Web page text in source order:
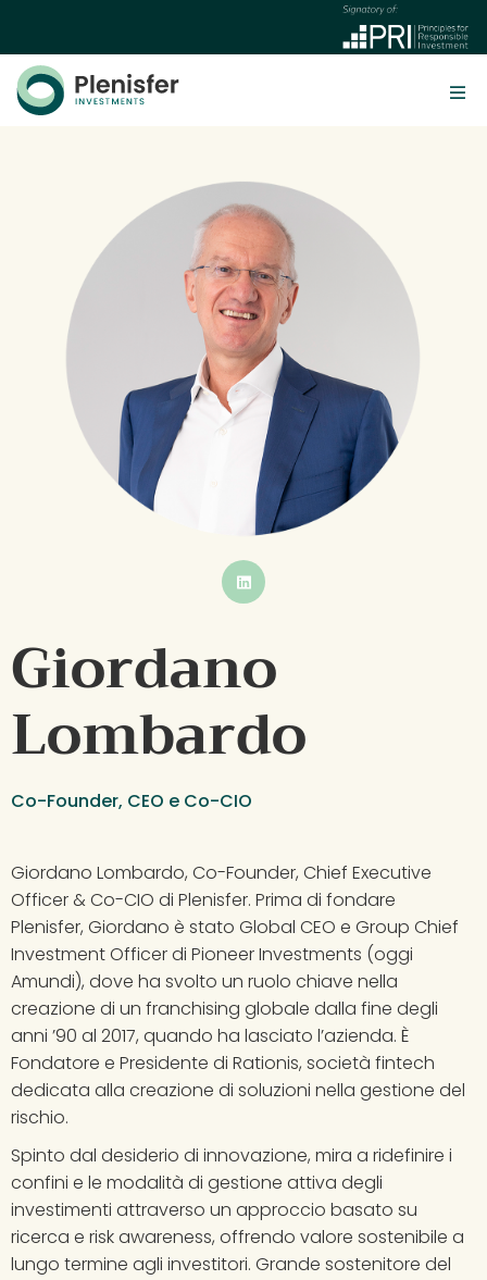
BUTTON
Giordano
Lombardo
Co-Founder, CEO e Co-CIO
Giordano Lombardo, Co-Founder, Chief Executive
Officer & Co-CIO di Plenisfer. Prima di fondare
Plenisfer, Giordano è stato Global CEO e Group Chief
Investment Officer di Pioneer Investments (oggi
Amundi), dove ha svolto un ruolo chiave nella
creazione di un franchising globale dalla fine degli
anni ’90 al 2017, quando ha lasciato l’azienda. È
Fondatore e Presidente di Rationis, società fintech
dedicata alla creazione di soluzioni nella gestione del
rischio.
Spinto dal desiderio di innovazione, mira a ridefinire i
confini e le modalità di gestione attiva degli
investimenti attraverso un approccio basato su
ricerca e risk awareness, offrendo valore sostenibile a
lungo termine agli investitori. Grande sostenitore del